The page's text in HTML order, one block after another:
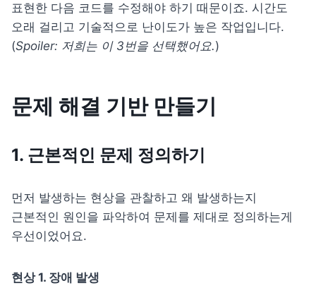
표현한 다음 코드를 수정해야 하기 때문이죠. 시간도
오래 걸리고 기술적으로 난이도가 높은 작업입니다.
(Spoiler: 저희는 이 3번을 선택했어요.)
문제 해결 기반 만들기
1. 근본적인 문제 정의하기
먼저 발생하는 현상을 관찰하고 왜 발생하는지
근본적인 원인을 파악하여 문제를 제대로 정의하는게
우선이었어요.
현상 1. 장애 발생